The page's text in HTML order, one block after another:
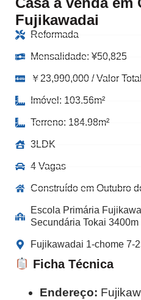
Fujikawadai
Reformada
Mensalidade: ¥50,825
￥23,990,000 / Valor Total
Imóvel: 103.56m²
Terreno: 184.98m²
3LDK
4 Vagas
Construído em Outubro
Escola Primária
Secundária Tokai 3400m
Fujikawadai 1-chome 7-
Ficha Técnica
Endereço: